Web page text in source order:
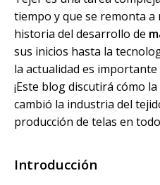
tiempo y que se remonta a
historia del desarrollo de
sus inicios hasta la
la actualidad es
¡Este blog discutirá cómo
cambió la industria del
producción de telas en
Introducción